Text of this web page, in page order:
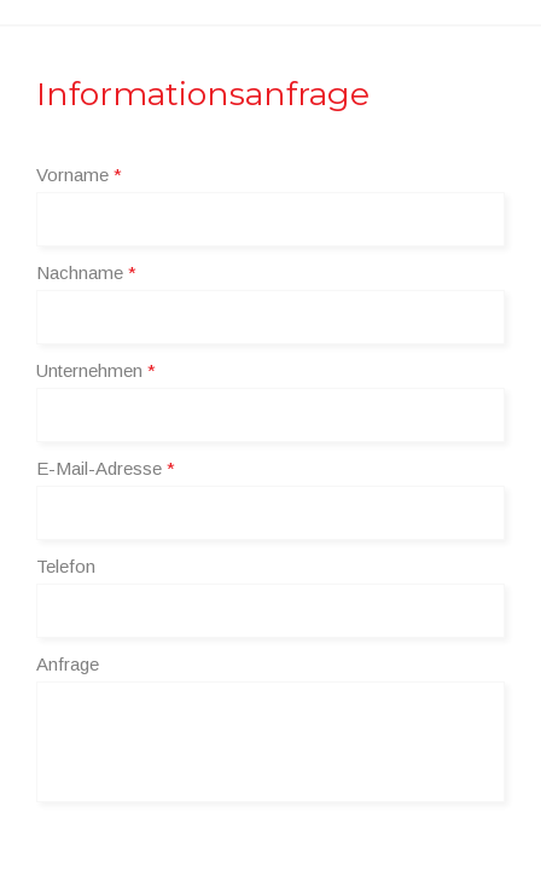
Informationsanfrage
Vorname *
Nachname *
Unternehmen *
E-Mail-Adresse *
Telefon
Anfrage